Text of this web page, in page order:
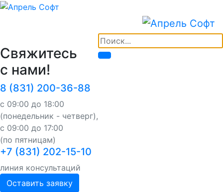
Свяжитесь
с нами!
8 (831) 200-36-88
с 09:00 до 18:00
(понедельник - четверг),
с 09:00 до 17:00
(по пятницам)
+7 (831) 202-15-10
линия консультаций
Оставить заявку